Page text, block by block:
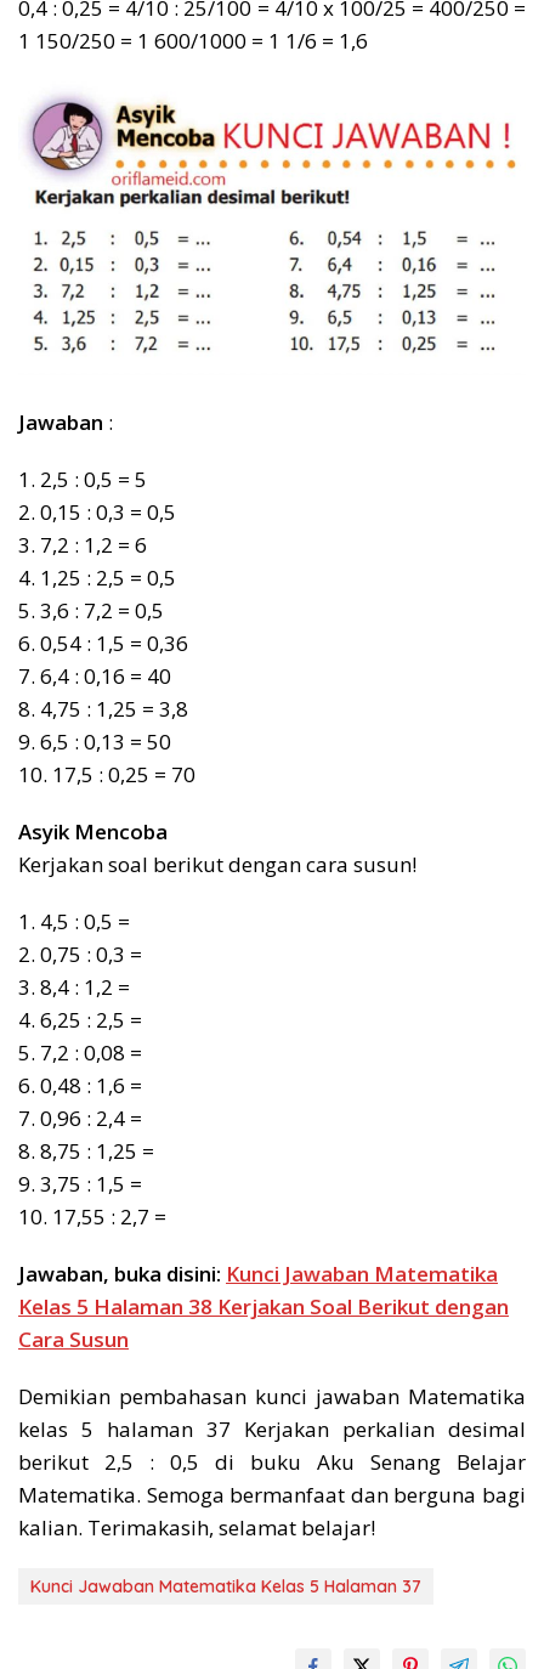
0,4 : 0,25 = 4/10 : 25/100 = 4/10 x 100/25 = 400/250 =
1 150/250 = 1 600/1000 = 1 1/6 = 1,6
Jawaban :
1. 2,5 : 0,5 = 5
2. 0,15 : 0,3 = 0,5
3. 7,2 : 1,2 = 6
4. 1,25 : 2,5 = 0,5
5. 3,6 : 7,2 = 0,5
6. 0,54 : 1,5 = 0,36
7. 6,4 : 0,16 = 40
8. 4,75 : 1,25 = 3,8
9. 6,5 : 0,13 = 50
10. 17,5 : 0,25 = 70
Asyik Mencoba
Kerjakan soal berikut dengan cara susun!
1. 4,5 : 0,5 =
2. 0,75 : 0,3 =
3. 8,4 : 1,2 =
4. 6,25 : 2,5 =
5. 7,2 : 0,08 =
6. 0,48 : 1,6 =
7. 0,96 : 2,4 =
8. 8,75 : 1,25 =
9. 3,75 : 1,5 =
10. 17,55 : 2,7 =
Jawaban, buka disini: Kunci Jawaban Matematika
Kelas 5 Halaman 38 Kerjakan Soal Berikut dengan
Cara Susun
Demikian pembahasan kunci jawaban Matematika
kelas 5 halaman 37 Kerjakan perkalian desimal
berikut 2,5 : 0,5 di buku Aku Senang Belajar
Matematika. Semoga bermanfaat dan berguna bagi
kalian. Terimakasih, selamat belajar!
Kunci Jawaban Matematika Kelas 5 Halaman 37